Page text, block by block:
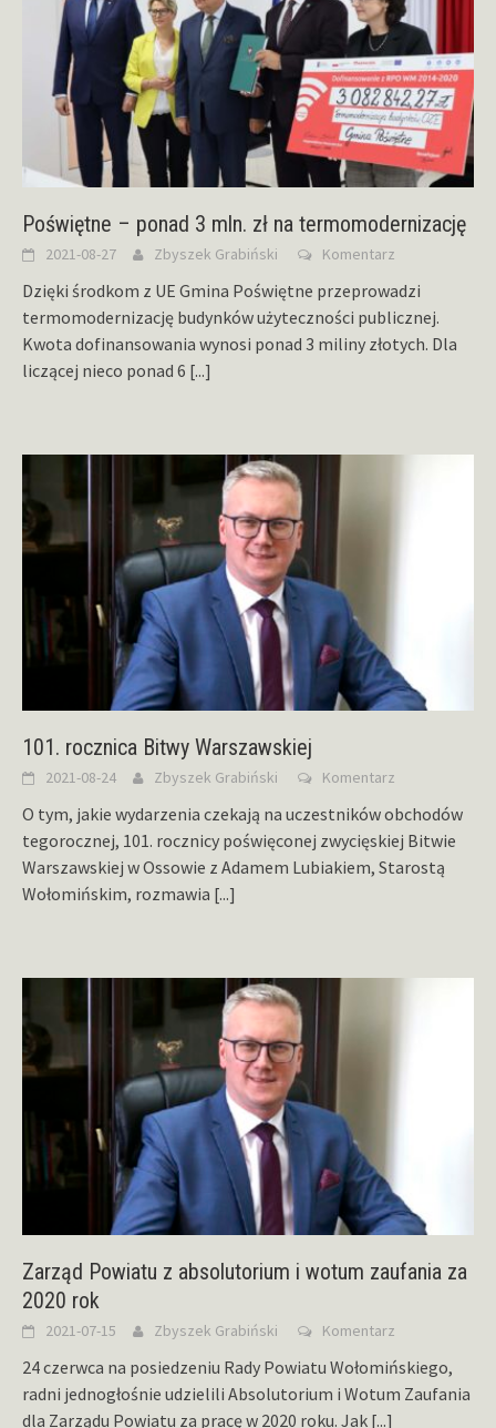
Poświętne – ponad 3 mln. zł na termomodernizację
2021-08-27 Zbyszek Grabiński Komentarz
Dzięki środkom z UE Gmina Poświętne przeprowadzi
termomodernizację budynków użyteczności publicznej.
Kwota dofinansowania wynosi ponad 3 miliny złotych. Dla
liczącej nieco ponad 6 [...]
101. rocznica Bitwy Warszawskiej
2021-08-24 Zbyszek Grabiński Komentarz
O tym, jakie wydarzenia czekają na uczestników obchodów
tegorocznej, 101. rocznicy poświęconej zwycięskiej Bitwie
Warszawskiej w Ossowie z Adamem Lubiakiem, Starostą
Wołomińskim, rozmawia [...]
Zarząd Powiatu z absolutorium i wotum zaufania za
2020 rok
2021-07-15 Zbyszek Grabiński Komentarz
24 czerwca na posiedzeniu Rady Powiatu Wołomińskiego,
radni jednogłośnie udzielili Absolutorium i Wotum Zaufania
dla Zarządu Powiatu za pracę w 2020 roku. Jak [...]